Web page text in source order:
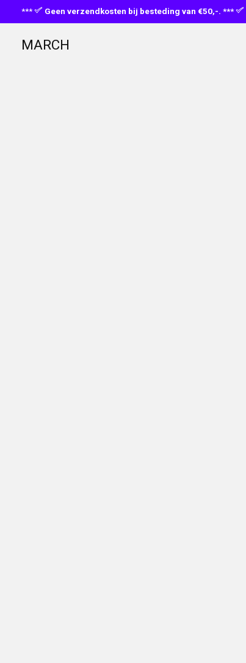
*** Geen verzendkosten bij besteding van €50,-. ***
MARCH